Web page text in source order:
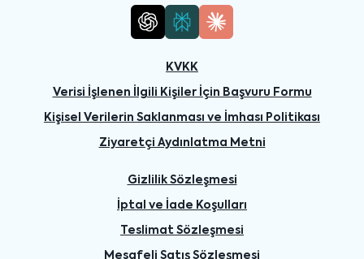
KVKK
Verisi İşlenen İlgili Kişiler İçin Başvuru Formu
Kişisel Verilerin Saklanması ve İmhası Politikası
Ziyaretçi Aydınlatma Metni
Gizlilik Sözleşmesi
İptal ve İade Koşulları
Teslimat Sözleşmesi
Mesafeli Satış Sözleşmesi